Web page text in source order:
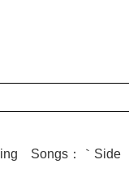
Songs：｀Side